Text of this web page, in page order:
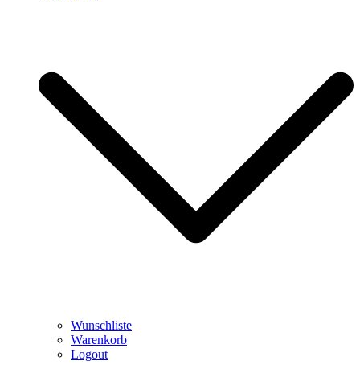
Wunschliste
Warenkorb
Logout